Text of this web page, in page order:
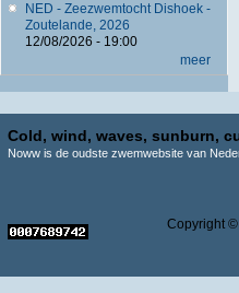
NED - Zeezwemtocht Dishoek -
Zoutelande, 2026
12/08/2026 - 19:00
meer
Cold, wind, waves, sunburn,
Noww is de oudste zwemwebsite van
Copyright